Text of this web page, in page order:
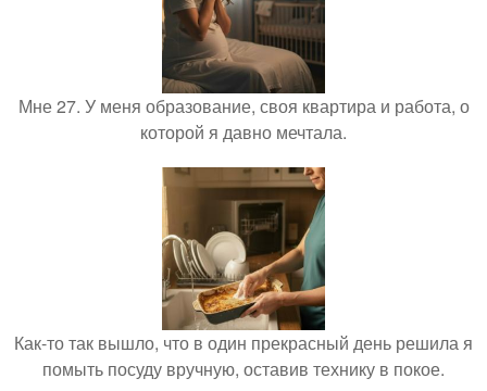
Мне 27. У меня образование, своя квартира и работа, о
которой я давно мечтала.
Как-то так вышло, что в один прекрасный день решила я
помыть посуду вручную, оставив технику в покое.